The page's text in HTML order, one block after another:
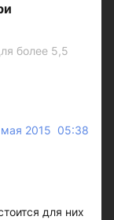
более 5,5
мая 2015 05:38
для них